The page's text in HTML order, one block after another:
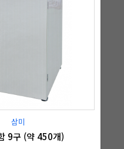
삼미
9구 (약 450개)